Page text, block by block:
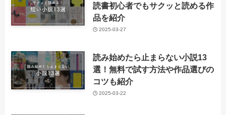
読書初心者でもサクッと読める作
品を紹介
2025-03-27
読み始めたら止まらない小説13
選！無料で試す方法や作品選びの
コツも紹介
2025-03-22